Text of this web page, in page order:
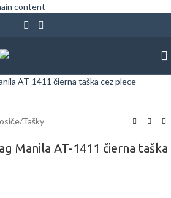
content
Tašky
Manila AT-1411 čierna taška